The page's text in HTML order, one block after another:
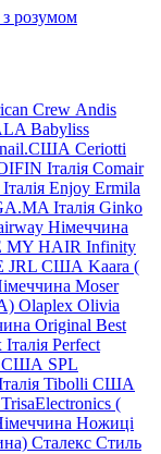
розумом
Crew Andis
Babyliss
Ceriotti
Італія Comair
Enjoy Ermila
Італія Ginko
Німеччина
MY HAIR Infinity
JRL США Kaara (
Moser
Olaplex Olivia
Original Best
Perfect
США SPL
Tibolli США
TrisaElectronics (
Ножиці
Сталекс Стиль